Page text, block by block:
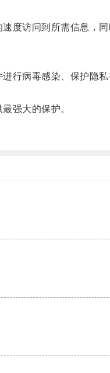
访问到所需信息，
行病毒感染、保护隐私
强大的保护。